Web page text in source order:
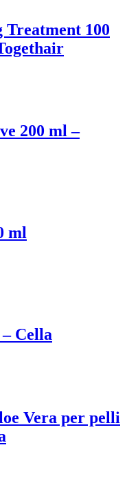
100
200 ml –
ml
Cella
Vera per pelli